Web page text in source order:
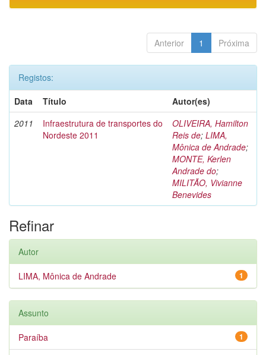
Anterior 1 Próxima
Registos:
Data
Título
Autor(es)
2011
Infraestrutura de transportes do
Nordeste 2011
OLIVEIRA, Hamilton
Reis de; LIMA,
Mônica de Andrade;
MONTE, Kerlen
Andrade do;
MILITÃO, Vivianne
Benevides
Refinar
Autor
1
LIMA, Mônica de Andrade
Assunto
1
Paraíba